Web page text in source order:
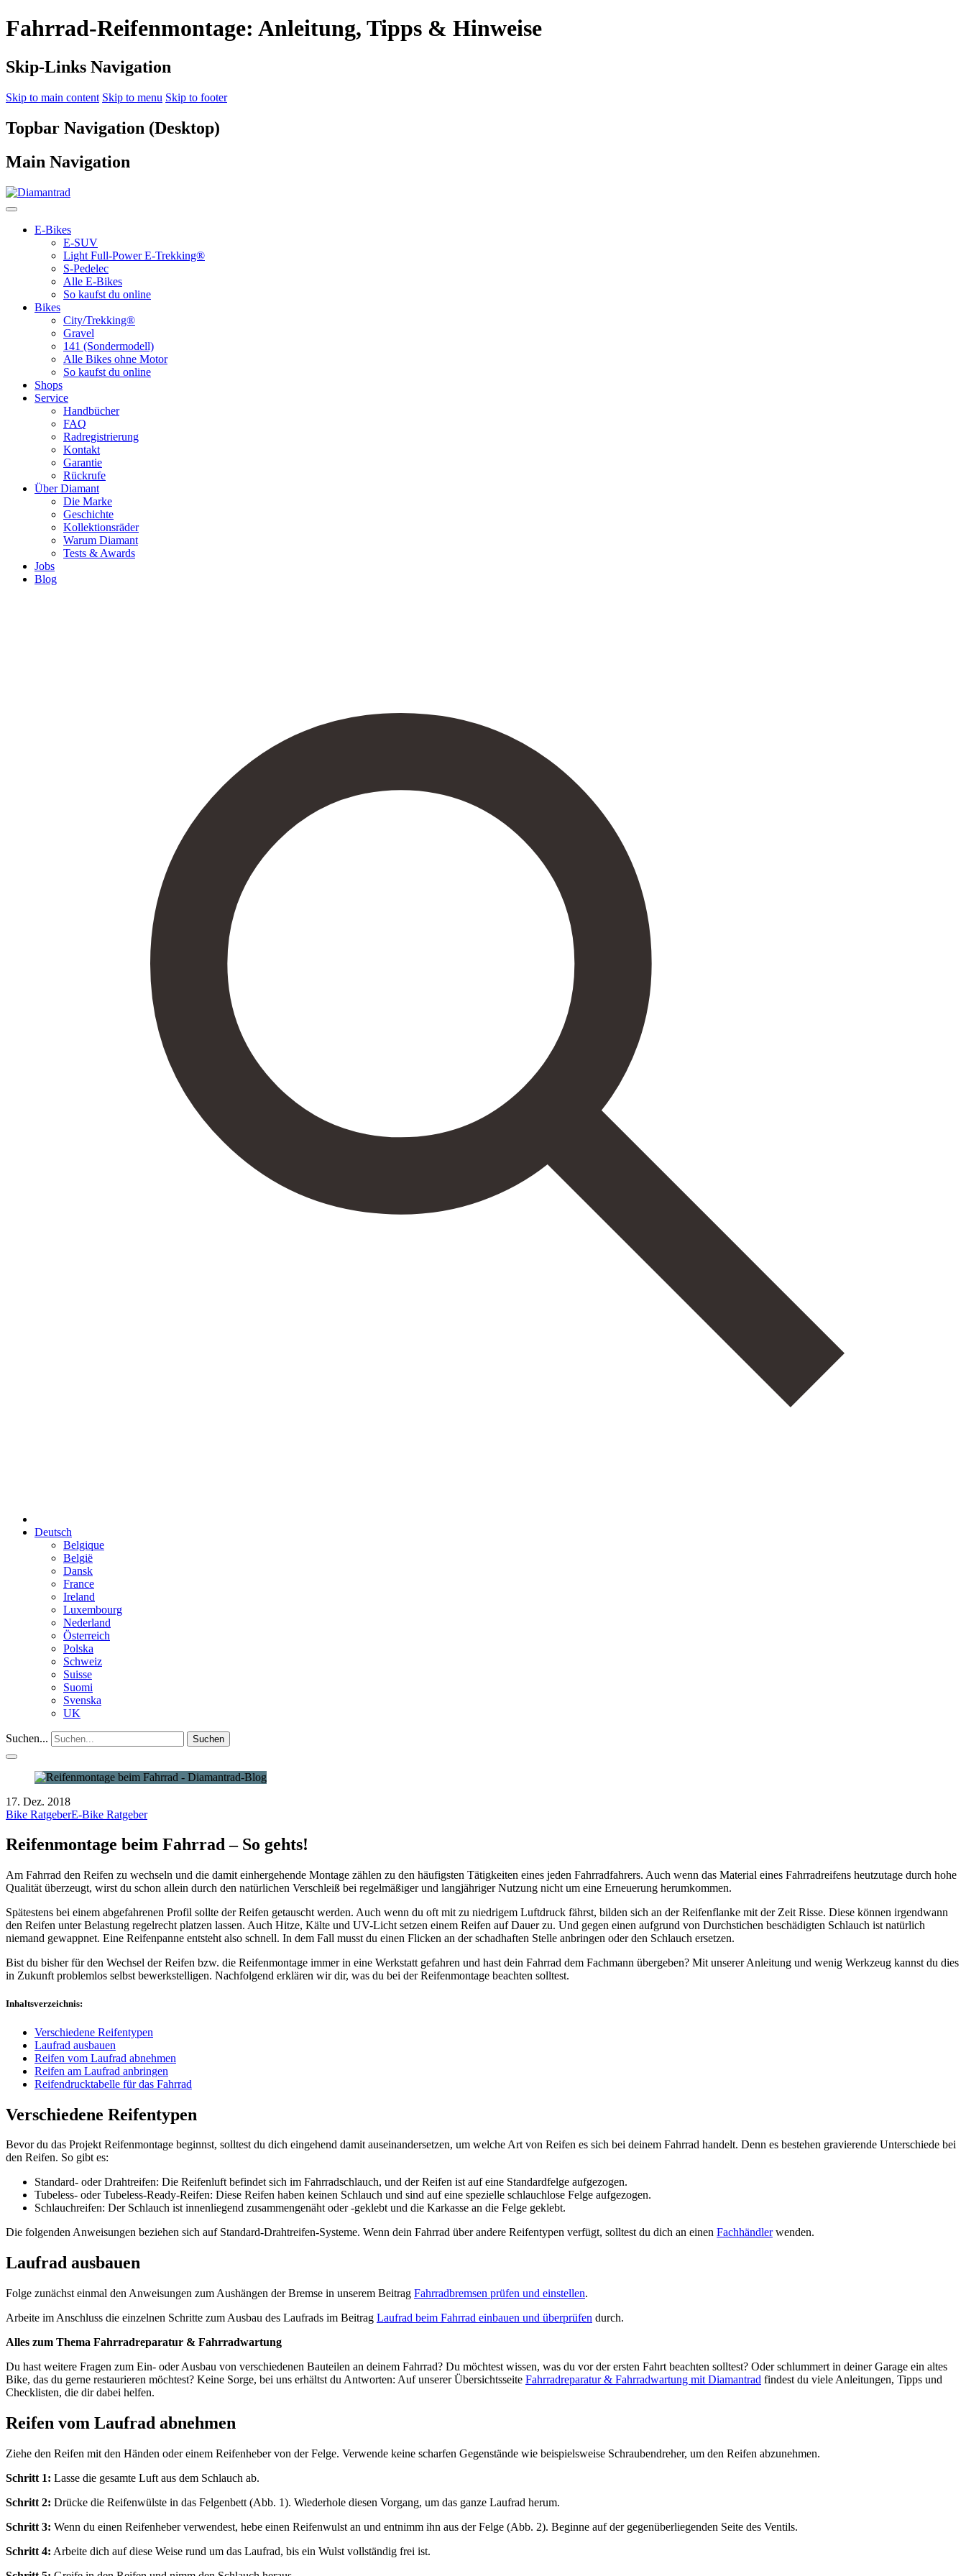
Fahrrad-Reifenmontage: Anleitung, Tipps & Hinweise
Skip-Links Navigation
Skip to main content Skip to menu Skip to footer
Topbar Navigation (Desktop)
Main Navigation
E-Bikes
E-SUV
Light Full-Power E-Trekking®
S-Pedelec
Alle E-Bikes
So kaufst du online
Bikes
City/Trekking®
Gravel
141 (Sondermodell)
Alle Bikes ohne Motor
So kaufst du online
Shops
Service
Handbücher
FAQ
Radregistrierung
Kontakt
Garantie
Rückrufe
Über Diamant
Die Marke
Geschichte
Kollektionsräder
Warum Diamant
Tests & Awards
Jobs
Blog
Deutsch
Belgique
België
Dansk
France
Ireland
Luxembourg
Nederland
Österreich
Polska
Schweiz
Suisse
Suomi
Svenska
UK
Suchen... Suchen
17. Dez. 2018
Bike RatgeberE-Bike Ratgeber
Reifenmontage beim Fahrrad – So gehts!
Am Fahrrad den Reifen zu wechseln und die damit einhergehende Montage zählen zu den häufigsten Tätigkeiten eines jeden Fahrradfahrers. Auch wenn das Material eines Fahrradreifens heutzutage durch hohe
Qualität überzeugt, wirst du schon allein durch den natürlichen Verschleiß bei regelmäßiger und langjähriger Nutzung nicht um eine Erneuerung herumkommen.
Spätestens bei einem abgefahrenen Profil sollte der Reifen getauscht werden. Auch wenn du oft mit zu niedrigem Luftdruck fährst, bilden sich an der Reifenflanke mit der Zeit Risse. Diese können irgendwann
den Reifen unter Belastung regelrecht platzen lassen. Auch Hitze, Kälte und UV-Licht setzen einem Reifen auf Dauer zu. Und gegen einen aufgrund von Durchstichen beschädigten Schlauch ist natürlich
niemand gewappnet. Eine Reifenpanne entsteht also schnell. In dem Fall musst du einen Flicken an der schadhaften Stelle anbringen oder den Schlauch ersetzen.
Bist du bisher für den Wechsel der Reifen bzw. die Reifenmontage immer in eine Werkstatt gefahren und hast dein Fahrrad dem Fachmann übergeben? Mit unserer Anleitung und wenig Werkzeug kannst du dies
in Zukunft problemlos selbst bewerkstelligen. Nachfolgend erklären wir dir, was du bei der Reifenmontage beachten solltest.
Inhaltsverzeichnis:
Verschiedene Reifentypen
Laufrad ausbauen
Reifen vom Laufrad abnehmen
Reifen am Laufrad anbringen
Reifendrucktabelle für das Fahrrad
Verschiedene Reifentypen
Bevor du das Projekt Reifenmontage beginnst, solltest du dich eingehend damit auseinandersetzen, um welche Art von Reifen es sich bei deinem Fahrrad handelt. Denn es bestehen gravierende Unterschiede bei
den Reifen. So gibt es:
Standard- oder Drahtreifen: Die Reifenluft befindet sich im Fahrradschlauch, und der Reifen ist auf eine Standardfelge aufgezogen.
Tubeless- oder Tubeless-Ready-Reifen: Diese Reifen haben keinen Schlauch und sind auf eine spezielle schlauchlose Felge aufgezogen.
Schlauchreifen: Der Schlauch ist innenliegend zusammengenäht oder -geklebt und die Karkasse an die Felge geklebt.
Die folgenden Anweisungen beziehen sich auf Standard-Drahtreifen-Systeme. Wenn dein Fahrrad über andere Reifentypen verfügt, solltest du dich an einen Fachhändlerwenden.
Laufrad ausbauen
Folge zunächst einmal den Anweisungen zum Aushängen der Bremse in unserem Beitrag Fahrradbremsen prüfen und einstellen.
Arbeite im Anschluss die einzelnen Schritte zum Ausbau des Laufrads im Beitrag Laufrad beim Fahrrad einbauen und überprüfen durch.
Alles zum Thema Fahrradreparatur & Fahrradwartung
Du hast weitere Fragen zum Ein- oder Ausbau von verschiedenen Bauteilen an deinem Fahrrad? Du möchtest wissen, was du vor der ersten Fahrt beachten solltest? Oder schlummert in deiner Garage ein altes
Bike, das du gerne restaurieren möchtest? Keine Sorge, bei uns erhältst du Antworten: Auf unserer Übersichtsseite Fahrradreparatur & Fahrradwartung mit Diamantrad findest du viele Anleitungen, Tipps und
Checklisten, die dir dabei helfen.
Reifen vom Laufrad abnehmen
Ziehe den Reifen mit den Händen oder einem Reifenheber von der Felge. Verwende keine scharfen Gegenstände wie beispielsweise Schraubendreher, um den Reifen abzunehmen.
Schritt 1: Lasse die gesamte Luft aus dem Schlauch ab.
Schritt 2: Drücke die Reifenwülste in das Felgenbett (Abb. 1). Wiederhole diesen Vorgang, um das ganze Laufrad herum.
Schritt 3: Wenn du einen Reifenheber verwendest, hebe einen Reifenwulst an und entnimm ihn aus der Felge (Abb. 2). Beginne auf der gegenüberliegenden Seite des Ventils.
Schritt 4: Arbeite dich auf diese Weise rund um das Laufrad, bis ein Wulst vollständig frei ist.